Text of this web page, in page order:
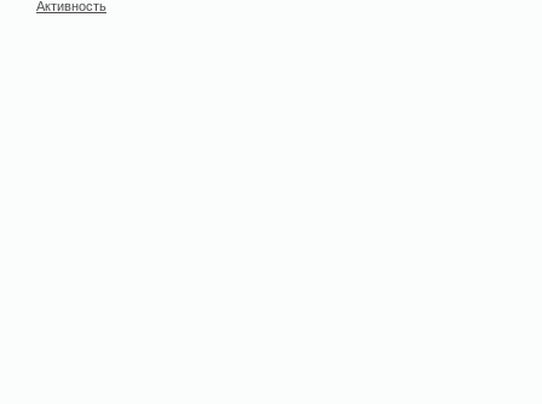
Активность